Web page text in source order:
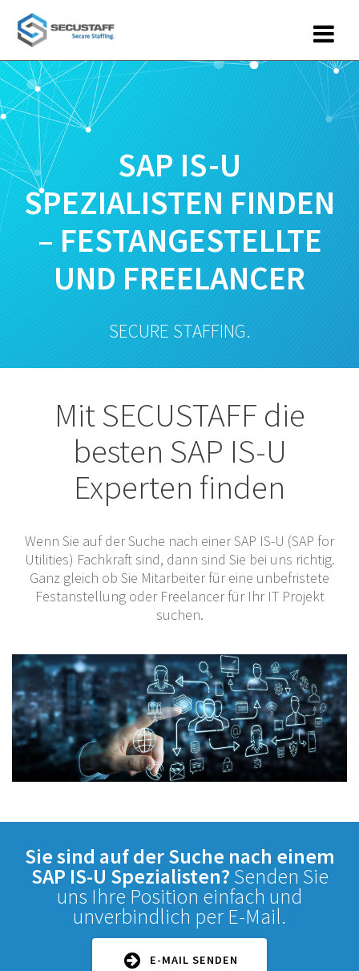
SAP IS-U
SPEZIALISTEN FINDEN
– FESTANGESTELLTE
UND FREELANCER
SECURE STAFFING.
Mit SECUSTAFF die
besten SAP IS-U
Experten finden
Wenn Sie auf der Suche nach einer SAP IS-U (SAP for
Utilities) Fachkraft sind, dann sind Sie bei uns richtig.
Ganz gleich ob Sie Mitarbeiter für eine unbefristete
Festanstellung oder Freelancer für Ihr IT Projekt
suchen.
Sie sind auf der Suche nach einem
SAP IS-U Spezialisten? Senden Sie
uns Ihre Position einfach und
unverbindlich per E-Mail.
E-MAIL SENDEN